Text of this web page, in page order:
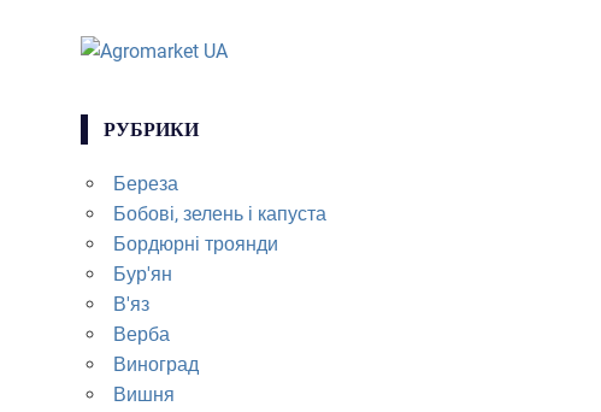
РУБРИКИ
Береза
Бобові, зелень і капуста
Бордюрні троянди
Бур'ян
В'яз
Верба
Виноград
Вишня